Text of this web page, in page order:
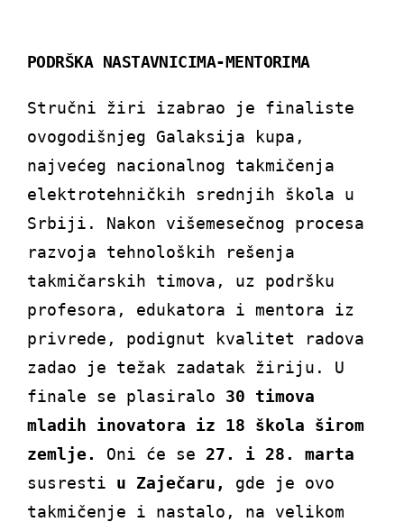
PODRŠKA NASTAVNICIMA-MENTORIMA
Stručni žiri izabrao je finaliste
ovogodišnjeg Galaksija kupa,
najvećeg nacionalnog takmičenja
elektrotehničkih srednjih škola u
Srbiji. Nakon višemesečnog procesa
razvoja tehnoloških rešenja
takmičarskih timova, uz podršku
profesora, edukatora i mentora iz
privrede, podignut kvalitet radova
zadao je težak zadatak žiriju. U
finale se plasiralo 30 timova
mladih inovatora iz 18 škola širom
zemlje. Oni će se 27. i 28. marta
susresti u Zaječaru,
gde je ovo
takmičenje i nastalo, na velikom